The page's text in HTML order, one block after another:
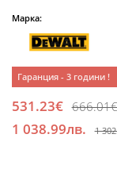
Марка:
Гаранция - 3 години !
531.23€ 666.01€
1 038.99лв. 1